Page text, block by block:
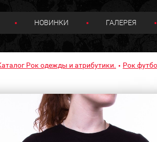
НОВИНКИ ГАЛЕРЕЯ
Рок одежды и атрибутики. Рок